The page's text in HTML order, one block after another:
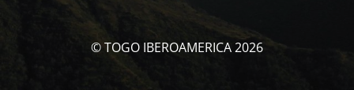
© TOGO IBEROAMERICA 2026